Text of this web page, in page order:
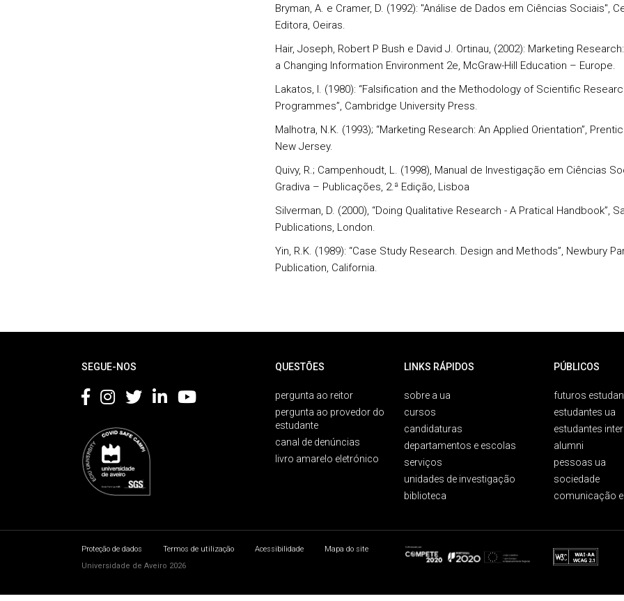
Bryman, A. e Cramer, D. (1992): "Análise de Dados em Ciências Sociais",
Editora, Oeiras.
Hair, Joseph, Robert P Bush e David J. Ortinau, (2002): Marketing
a Changing Information Environment 2e, McGraw-Hill Education – Europe.
Lakatos, I. (1980): “Falsification and the Methodology of Scientific
Programmes”, Cambridge University Press.
Malhotra, N.K. (1993); “Marketing Research: An Applied Orientation”,
New Jersey.
Quivy, R.; Campenhoudt, L. (1998), Manual de Investigação em Ciências
Gradiva – Publicações, 2.ª Edição, Lisboa
Silverman, D. (2000), “Doing Qualitative Research - A Pratical Handbook”,
Publications, London.
Yin, R.K. (1989): “Case Study Research. Design and Methods”, Newbury
Publication, California.
SEGUE-NOS QUESTÕES
pergunta ao reitor
pergunta ao provedor do
estudante
canal de denúncias
livro amarelo eletrónico
LINKS RÁPIDOS
sobre a ua
cursos
candidaturas
departamentos e escolas
serviços
unidades de investigação
biblioteca
PÚBLICOS
futuros
estudantes ua
estudantes
alumni
pessoas ua
sociedade
comunicação
Proteção de dados Termos de utilização Acessibilidade
Mapa do site
Universidade de Aveiro 2026